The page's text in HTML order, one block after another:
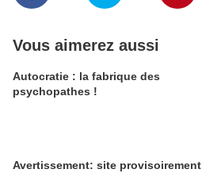
Vous aimerez aussi
Autocratie : la fabrique des
psychopathes !
Avertissement: site provisoirement